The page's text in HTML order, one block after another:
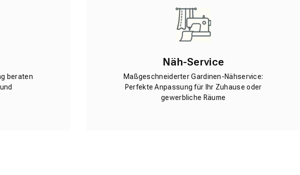
beraten
Näh-Service
Maßgeschneiderter Gardinen-Nähservice:
Perfekte Anpassung für Ihr Zuhause oder
gewerbliche Räume